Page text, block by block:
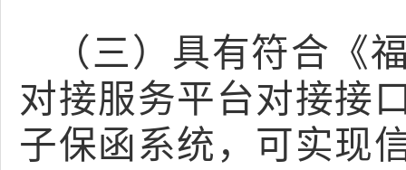
（三）具有符合《
对接服务平台对接接
子保函系统，可实现